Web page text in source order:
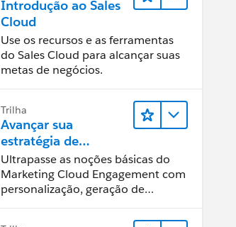
Introdução ao Sales
Cloud
Use os recursos e as ferramentas
do Sales Cloud para alcançar suas
metas de negócios.
Trilha
Avançar sua
estratégia de
marketing
Ultrapasse as noções básicas do
Marketing Cloud Engagement com
personalização, geração de